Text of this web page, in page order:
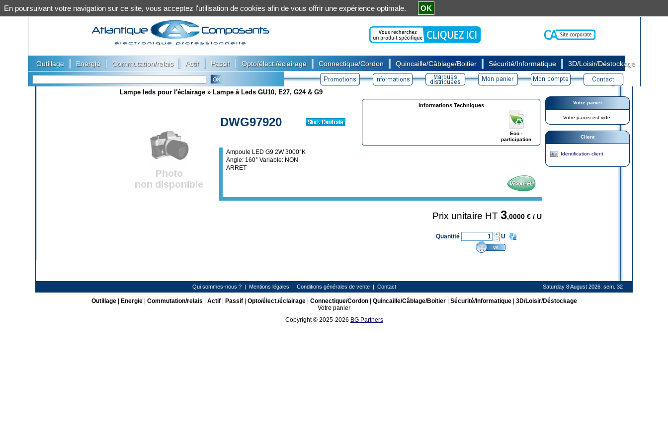
Outillage Energie Commutation/relais Actif Passif Opto/élect./éclairage Connectique/Cordon Quincaille/Câblage/Boitier Sécurité/Informatique 3D/Loisir/Déstockage
Lampe leds pour l'éclairage » Lampe à Leds GU10, E27, G24 & G9
DWG97920
Informations Techniques
Eco -
participation
Ampoule LED G9 2W 3000°K
Angle: 160° Variable: NON
ARRET
Prix unitaire HT 3,0000 € / U
Quantité U
Votre panier
Votre panier est vide.
Client
Identification client
Qui sommes-nous ?| Mentions légales | Conditions générales de vente| Contact Saturday 8 August 2026. sem. 32
Outillage| Energie| Commutation/relais Actif| Passif| Opto/élect./éclairage| Connectique/Cordon| Quincaille/Câblage/Boitier| Sécurité/Informatique| 3D/Loisir/Déstockage
Votre panier
Copyright © 2025-2026 BG Partners
En poursuivant votre navigation sur ce site, vous acceptez l'utilisation de cookies afin de vous offrir une expérience optimale. OK